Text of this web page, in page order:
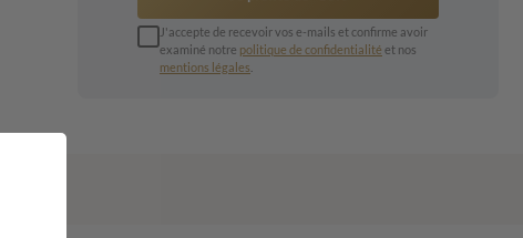
J'accepte de recevoir vos e-mails et confirme avoir
examiné notre politique de confidentialité et nos
mentions légales